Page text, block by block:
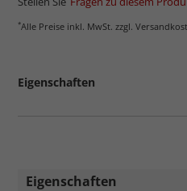
*Alle Preise inkl. MwSt. zzgl.
Eigenschaften
Eigenschaften